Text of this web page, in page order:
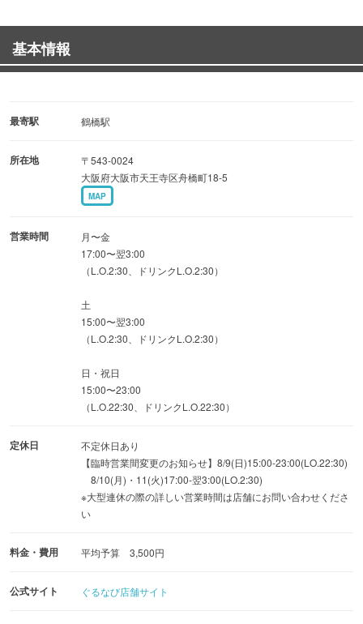
【六時間コトコト煮込んだ】とろとろ豚足
【名物】こく旨塩もつ煮込み
赤から小腸
基本情報
最寄駅 鶴橋駅
所在地
〒543-0024
大阪府大阪市天王寺区舟橋町18-5
MAP
営業時間
月〜金
17:00〜翌3:00
（L.O.2:30、ドリンクL.O.2:30）
土
15:00〜翌3:00
（L.O.2:30、ドリンクL.O.2:30）
日・祝日
15:00〜23:00
（L.O.22:30、ドリンクL.O.22:30）
定休日
不定休日あり
【臨時営業間変更のお知らせ】8/9(日)15:00-23:00(LO.22:30)
8/10(月)・11(火)17:00-翌3:00(LO.2:30)
※大型連休の際の詳しい営業時間は店舗にお問い合わせくださ
い
料金・費用 平均予算 3,500円
公式サイト ぐるなび店舗サイト